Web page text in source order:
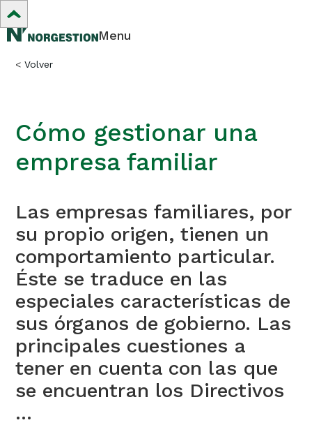
Menu
< Volver
Cómo gestionar una
empresa familiar
Las empresas familiares, por
su propio origen, tienen un
comportamiento particular.
Éste se traduce en las
especiales características de
sus órganos de gobierno. Las
principales cuestiones a
tener en cuenta con las que
se encuentran los Directivos
...